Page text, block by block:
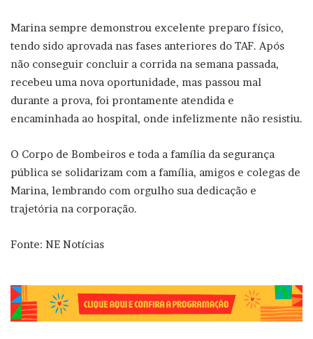
Marina sempre demonstrou excelente preparo físico,
tendo sido aprovada nas fases anteriores do TAF. Após
não conseguir concluir a corrida na semana passada,
recebeu uma nova oportunidade, mas passou mal
durante a prova, foi prontamente atendida e
encaminhada ao hospital, onde infelizmente não resistiu.
O Corpo de Bombeiros e toda a família da segurança
pública se solidarizam com a família, amigos e colegas de
Marina, lembrando com orgulho sua dedicação e
trajetória na corporação.
Fonte: NE Notícias